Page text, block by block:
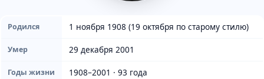
Родился 1 ноября 1908 (19 октября по старому стилю)
Умер 29 декабря 2001
Годы жизни 1908–2001 · 93 года